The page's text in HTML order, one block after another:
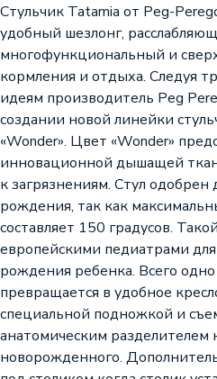
Стульчик Tatamia от Peg-
удобный шезлонг,
многофункциональный и
кормления и отдыха. Следуя
идеям производитель Peg
создании новой линейки
«Wonder». Цвет «Wonder»
инновационной дышащей
к загрязнениям. Стул одобрен
рождения, так как
составляет 150 градусов.
европейскими педиатрами для
рождения ребенка. Всего
превращается в удобное
специальной подножкой и
анатомическим разделителем
новорожденного.